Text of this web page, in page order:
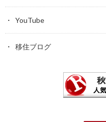
YouTube
移住ブログ